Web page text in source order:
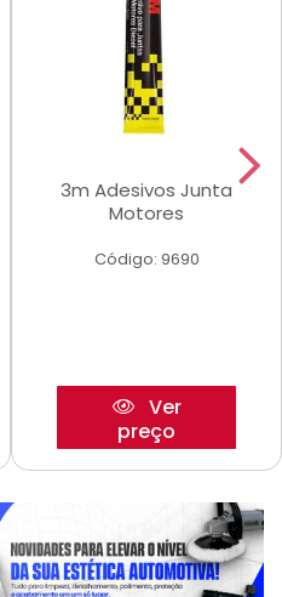
3m Adesivos Junta
Motores
Código: 9690
Ver
preço